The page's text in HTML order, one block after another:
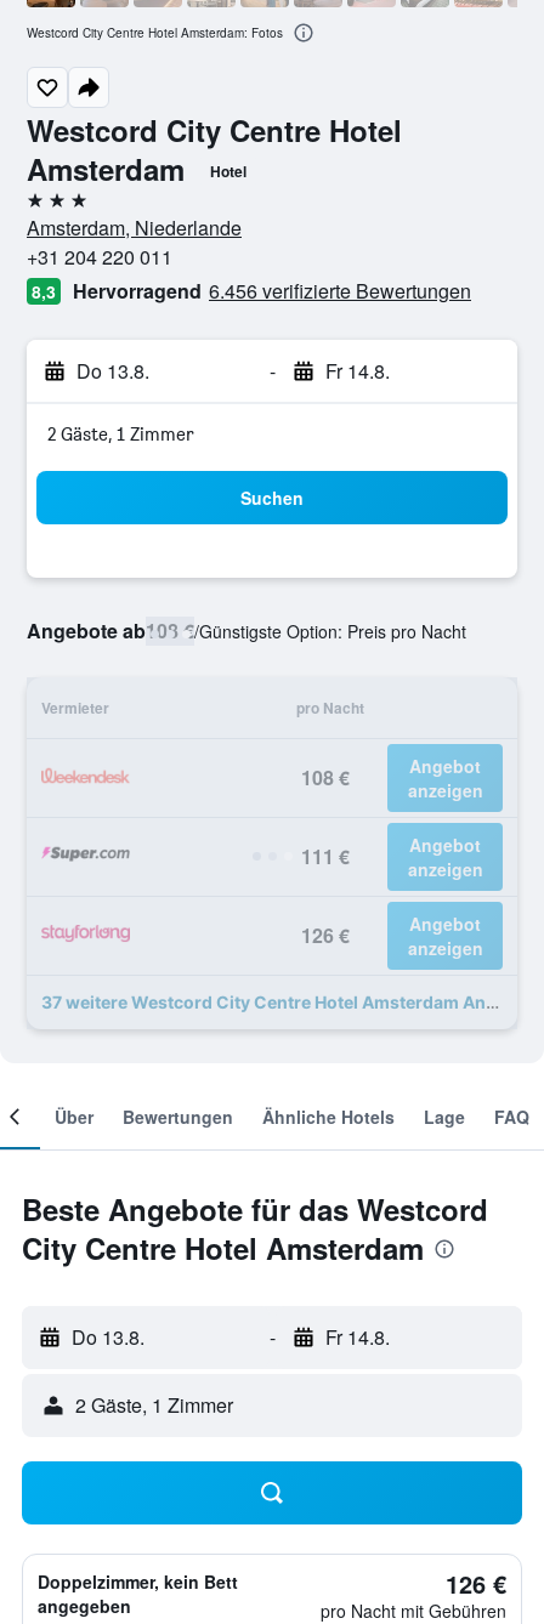
Westcord City Centre Hotel
Amsterdam
Hotel
3 Sterne
Amsterdam, Niederlande
+31 204 220 011
8,3 Hervorragend 6.456 verifizierte Bewertungen
Do 13.8. - Fr 14.8.
2 Gäste, 1 Zimmer
Suchen
Angebote ab108 €/Günstigste Option: Preis pro Nacht
Vermieter pro Nacht
108 €
Angebot
anzeigen
111 €
Angebot
anzeigen
126 €
Angebot
anzeigen
37 weitere Westcord City Centre Hotel Amsterdam Angebote
Westcord City Centre Hotel Amsterdam: Fotos
Über Bewertungen Ähnliche Hotels Lage FAQ
Beste Angebote für das Westcord
City Centre Hotel Amsterdam
Do 13.8. - Fr 14.8.
2 Gäste, 1 Zimmer
Doppelzimmer, kein Bett
angegeben
126 €
pro Nacht mit Gebühren